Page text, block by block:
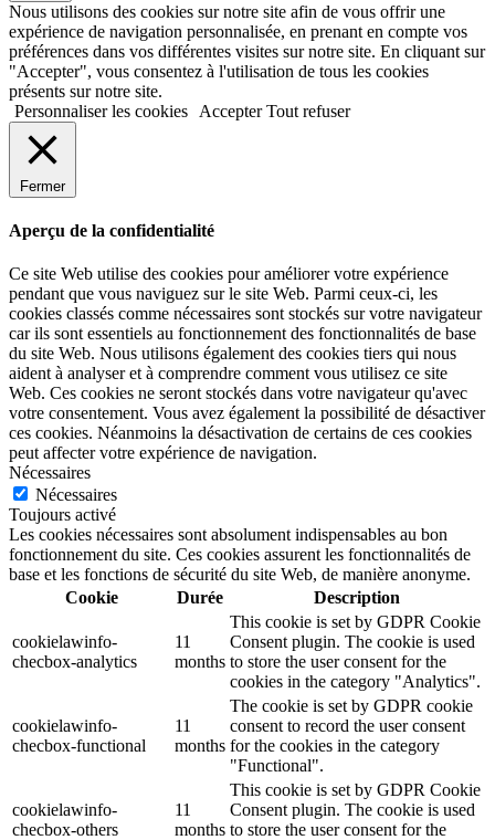
Nous utilisons des cookies sur notre site afin de vous offrir une
expérience de navigation personnalisée, en prenant en compte vos
préférences dans vos différentes visites sur notre site. En cliquant sur
"Accepter", vous consentez à l'utilisation de tous les cookies
présents sur notre site.
Personnaliser les cookies
Accepter Tout refuser
Fermer
Aperçu de la confidentialité
Ce site Web utilise des cookies pour améliorer votre expérience
pendant que vous naviguez sur le site Web. Parmi ceux-ci, les
cookies classés comme nécessaires sont stockés sur votre navigateur
car ils sont essentiels au fonctionnement des fonctionnalités de base
du site Web. Nous utilisons également des cookies tiers qui nous
aident à analyser et à comprendre comment vous utilisez ce site
Web. Ces cookies ne seront stockés dans votre navigateur qu'avec
votre consentement. Vous avez également la possibilité de désactiver
ces cookies. Néanmoins la désactivation de certains de ces cookies
peut affecter votre expérience de navigation.
Nécessaires
Nécessaires
Toujours activé
Les cookies nécessaires sont absolument indispensables au bon
fonctionnement du site. Ces cookies assurent les fonctionnalités de
base et les fonctions de sécurité du site Web, de manière anonyme.
Cookie
Durée Description
cookielawinfo-
checbox-analytics
11
months
This cookie is set by GDPR Cookie
Consent plugin. The cookie is used
to store the user consent for the
cookies in the category "Analytics".
cookielawinfo-
checbox-functional
11
months
The cookie is set by GDPR cookie
consent to record the user consent
for the cookies in the category
"Functional".
cookielawinfo-
checbox-others
11
months
This cookie is set by GDPR Cookie
Consent plugin. The cookie is used
to store the user consent for the